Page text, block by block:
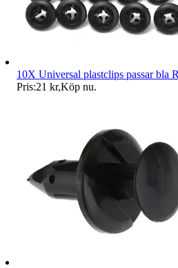
10X Universal plastclips passar bla
Pris:21 kr,Köp nu.